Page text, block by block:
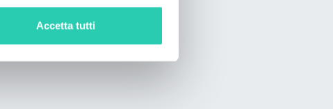
Accetta tutti